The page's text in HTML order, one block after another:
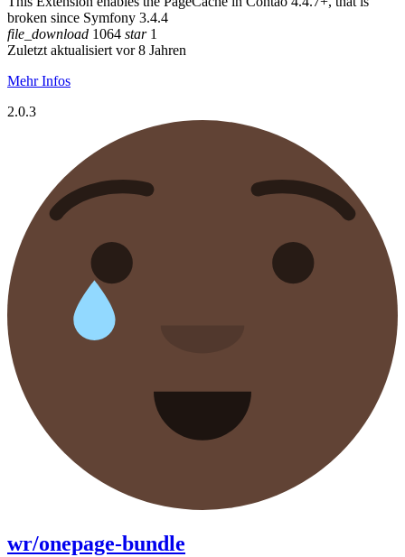
broken since Symfony 3.4.4
file_download 1064 star1
Zuletzt aktualisiert vor 8 Jahren
Mehr Infos
2.0.3
wr/onepage-bundle